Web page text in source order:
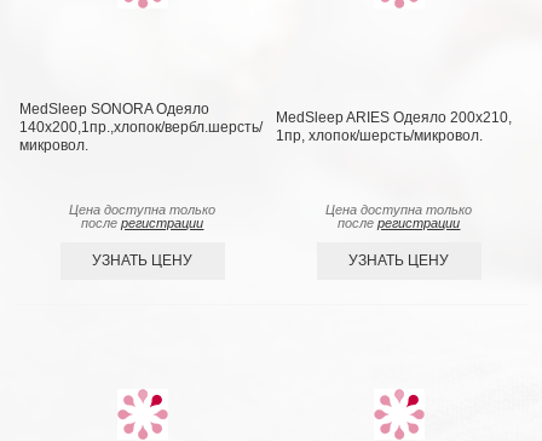
MedSleep SONORA Одеяло
140х200,1пр.,хлопок/вербл.шерсть/
микровол.
Цена доступна только
послерегистрации
УЗНАТЬ ЦЕНУ
MedSleep ARIES Одеяло 200х210,
1пр, хлопок/шерсть/микровол.
Цена доступна только
послерегистрации
УЗНАТЬ ЦЕНУ